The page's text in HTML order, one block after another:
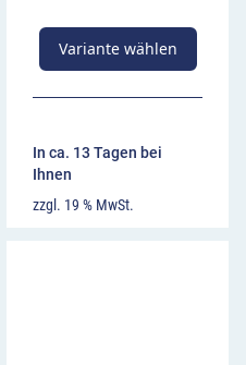
Variante wählen
In ca. 13 Tagen bei
Ihnen
zzgl. 19 % MwSt.